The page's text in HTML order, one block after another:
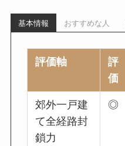
基本情報 おすすめな人
評価軸
評
価
郊外一戸建
て全経路封
鎖力
◎